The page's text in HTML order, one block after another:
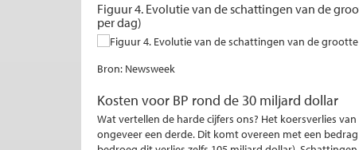
Figuur 4. Evolutie van de schattingen van de
per dag)
Bron: Newsweek
Kosten voor BP rond de 30 miljard dollar
Wat vertellen de harde cijfers ons? Het koersverlies
ongeveer een derde. Dit komt overeen met een